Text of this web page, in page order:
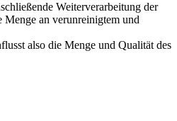
Weiterverarbeitung der
an verunreinigtem und
also die Menge und Qualität des